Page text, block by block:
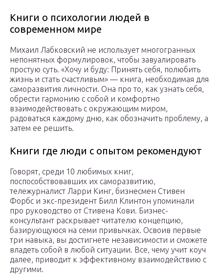
Книги о психологии людей в
современном мире
Михаил Лабковский не использует многогранных
непонятных формулировок, чтобы завуалировать
простую суть. «Хочу и буду: Принять себя, полюбить
жизнь и стать счастливым» — книга, необходимая для
саморазвития личности. Она про то, как узнать себя,
обрести гармонию с собой и комфортно
взаимодействовать с окружающим миром,
радоваться каждому дню, как обозначить проблему, а
затем ее решить.
Книги где люди с опытом рекомендуют
Говорят, среди 10 любимых книг,
поспособствовавших их саморазвитию,
тележурналист Ларри Кинг, бизнесмен Стивен
Форбс и экс-президент Билл Клинтон упоминали
про руководство от Стивена Кови. Бизнес-
консультант раскрывает читателю концепцию,
базирующуюся на семи привычках. Освоив первые
три навыка, вы достигнете независимости и сможете
владеть собой в любой ситуации. Все, чему учит коуч
далее, приводит к эффективному взаимодействию с
другими.